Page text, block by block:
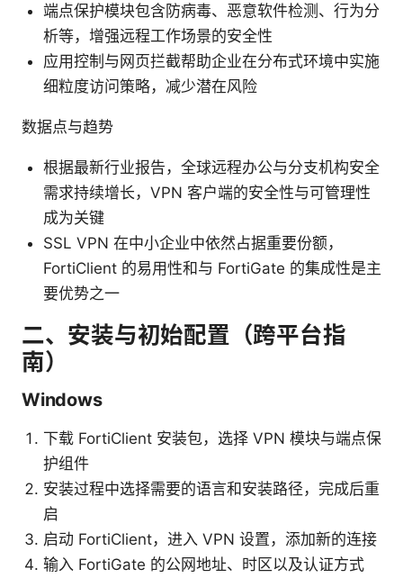
端点保护模块包含防病毒、恶意软件检测、行为分
析等，增强远程工作场景的安全性
应用控制与网页拦截帮助企业在分布式环境中实施
细粒度访问策略，减少潜在风险
数据点与趋势
根据最新行业报告，全球远程办公与分支机构安全
需求持续增长，VPN 客户端的安全性与可管理性
成为关键
SSL VPN 在中小企业中依然占据重要份额，
FortiClient 的易用性和与 FortiGate 的集成性是主
要优势之一
二、安装与初始配置（跨平台指
南）
Windows
下载 FortiClient 安装包，选择 VPN 模块与端点保
护组件
安装过程中选择需要的语言和安装路径，完成后重
启
启动 FortiClient，进入 VPN 设置，添加新的连接
输入 FortiGate 的公网地址、时区以及认证方式